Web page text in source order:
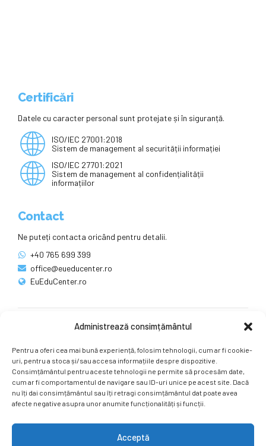
Administrează consimțământul
Pentru a oferi cea mai bună experiență, folosim tehnologii, cum ar fi cookie-
uri, pentru a stoca și/sau accesa informațiile despre dispozitive.
Consimțământul pentru aceste tehnologii ne permite să procesăm date,
cum ar fi comportamentul de navigare sau ID-uri unice pe acest site. Dacă
nu îți dai consimțământul sau îți retragi consimțământul dat poate avea
afecte negative asupra unor anumite funcționalități și funcții.
Acceptă
Certificări
Datele cu caracter personal sunt protejate și în siguranță.
ISO/IEC 27001:2018
Sistem de management al securității informației
ISO/IEC 27701:2021
Sistem de management al confidențialității
informațiilor
Contact
Ne puteți contacta oricând pentru detalii.
+40 765 699 399
office@eueducenter.ro
EuEduCenter.ro
Ne puteți găsi și pe rețelele sociale.